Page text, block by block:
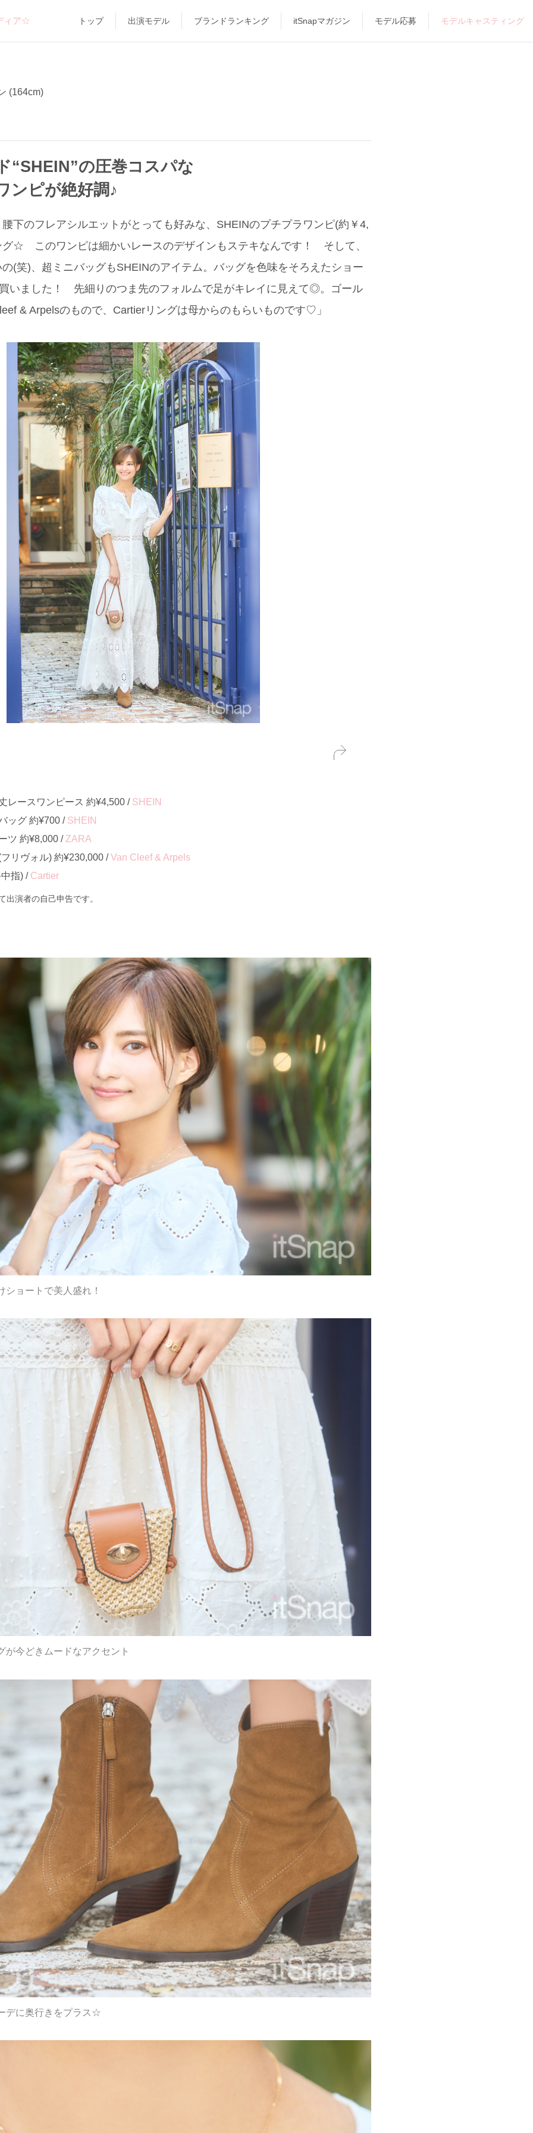
ィア☆ トップ 出演モデル ブランドランキング itSnapマガジン モデル応募 モデルキャスティング
(164cm)
“SHEIN”の圧巻コスパな
ンピが絶好調♪
下のフレアシルエットがとっても好みな、SHEINのプチプラワンピ(約￥4,
グ☆ このワンピは細かいレースのデザインもステキなんです！ そして、
(笑)、超ミニバッグもSHEINのアイテム。バッグを色味をそろえたショー
いました！ 先細りのつま先のフォルムで足がキレイに見えて◎。ゴール
& Arpelsのもので、Cartierリングは母からのもらいものです♡」
レースワンピース 約¥4,500 / SHEIN
ッグ 約¥700 / SHEIN
ツ 約¥8,000 / ZARA
リヴォル) 約¥230,000 /Van Cleef & Arpels
指) / Cartier
演者の自己申告です。
ショートで美人盛れ！
が今どきムードなアクセント
デに奥行きをプラス☆